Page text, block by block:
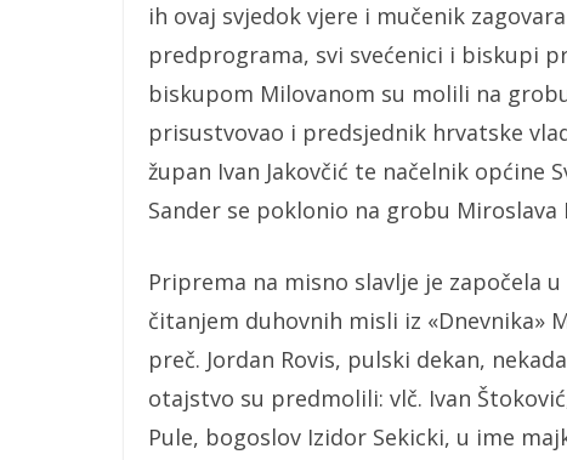
ih ovaj svjedok vjere i mučenik
predprograma, svi svećenici i biskupi
biskupom Milovanom su molili na
prisustvovao i predsjednik hrvatske
župan Ivan Jakovčić te načelnik općine
Sander se poklonio na grobu Miroslava
Priprema na misno slavlje je započela
čitanjem duhovnih misli iz «Dnevnika»
preč. Jordan Rovis, pulski dekan,
otajstvo su predmolili: vlč. Ivan
Pule, bogoslov Izidor Sekicki, u ime